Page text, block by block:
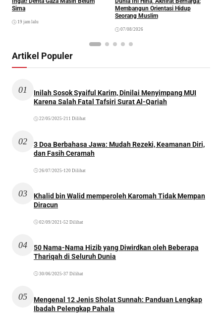
Sirna
19 jam lalu
Membangun Orientasi Hidup
Seorang Muslim
07/08/2026
Artikel Populer
01
Inilah Sosok Syaiful Karim, Dinilai Menyimpang MUI
Karena Salah Fatal Tafsiri Surat Al-Qariah
22/05/2025 •211 Dilihat
02
3 Doa Berbahasa Jawa: Mudah Rezeki, Keamanan Diri,
dan Fasih Ceramah
26/07/2025 •120 Dilihat
03
Khalid bin Walid memperoleh Karomah Tidak Mempan
Diracun
02/09/2021 •52 Dilihat
04
50 Nama-Nama Hizib yang Diwirdkan oleh Beberapa
Thariqah di Seluruh Dunia
30/06/2025 •37 Dilihat
05
Mengenal 12 Jenis Sholat Sunnah: Panduan Lengkap
Ibadah Pelengkap Pahala